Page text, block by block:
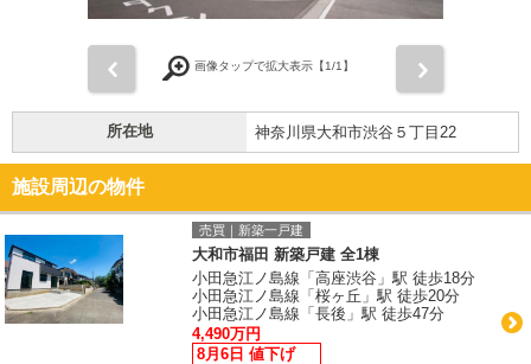
画像タップで拡大表示【1/1】
所在地 神奈川県大和市渋谷５丁目22
施設周辺の物件
売買｜新築一戸建
大和市福田 新築戸建 全1棟
小田急江ノ島線「高座渋谷」駅 徒歩18分
小田急江ノ島線「桜ヶ丘」駅 徒歩20分
小田急江ノ島線「長後」駅 徒歩47分
4,490万円
8月6日 値下げ